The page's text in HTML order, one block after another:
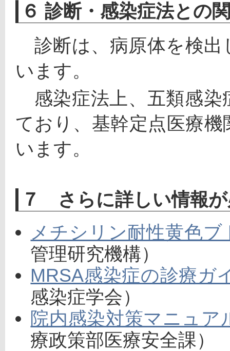
６ 診断・感染症法との
診断は、病原体を検出
います。
感染症法上、五類感染
ており、基幹定点医療
います。
７ さらに詳しい情報
メチシリン耐性黄色
管理研究機構）
MRSA感染症の診療ガ
感染症学会）
院内感染対策マニュア
療政策部医療安全課）